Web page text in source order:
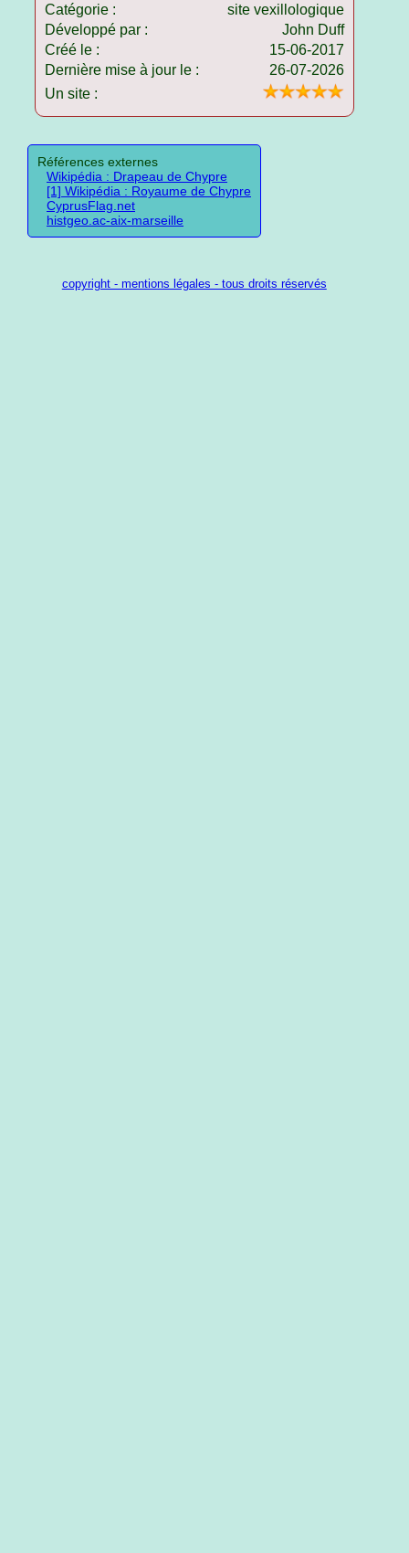
Catégorie :
site vexillologique
Développé par :
John Duff
Créé le :
15-06-2017
Dernière mise à jour le :
26-07-2026
Un site :
Références externes
Wikipédia : Drapeau de Chypre
[1] Wikipédia : Royaume de Chypre
CyprusFlag.net
histgeo.ac-aix-marseille
copyright - mentions légales - tous droits réservés